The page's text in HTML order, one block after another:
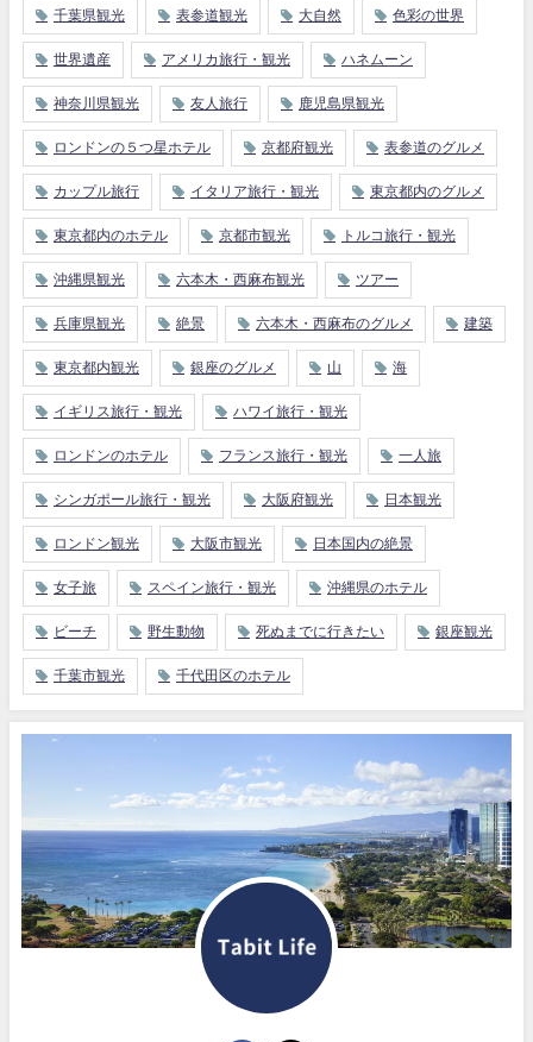
千葉県観光 表参道観光 大自然 色彩の世界
世界遺産 アメリカ旅行・観光 ハネムーン
神奈川県観光 友人旅行 鹿児島県観光
ロンドンの５つ星ホテル 京都府観光 表参道のグルメ
カップル旅行 イタリア旅行・観光 東京都内のグルメ
東京都内のホテル 京都市観光 トルコ旅行・観光
沖縄県観光 六本木・西麻布観光 ツアー
兵庫県観光 絶景 六本木・西麻布のグルメ 建築
東京都内観光 銀座のグルメ 山 海
イギリス旅行・観光 ハワイ旅行・観光
ロンドンのホテル フランス旅行・観光 一人旅
シンガポール旅行・観光 大阪府観光 日本観光
ロンドン観光 大阪市観光 日本国内の絶景
女子旅 スペイン旅行・観光 沖縄県のホテル
ビーチ 野生動物 死ぬまでに行きたい 銀座観光
千葉市観光 千代田区のホテル